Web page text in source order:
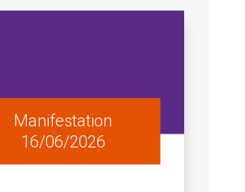
Manifestation
16/06/2026